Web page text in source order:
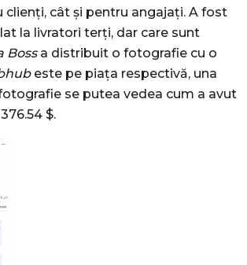
cât și pentru angajați. A fost
la livratori terți, dar care sunt
Bossa distribuit o fotografie cu o
este pe piața respectivă, una
se putea vedea cum a avut
$.